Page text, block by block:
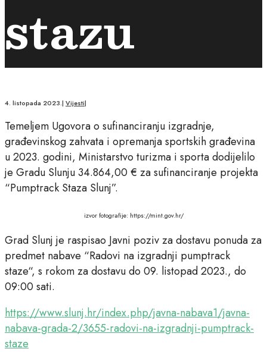
stazu
4. listopada 2023.| Vijesti|
Temeljem Ugovora o sufinanciranju izgradnje,
građevinskog zahvata i opremanja sportskih građevina
u 2023. godini, Ministarstvo turizma i sportadodijelilo
je Gradu Slunju 34.864,00 € za sufinanciranje projekta
“Pumptrack Staza Slunj”.
izvor fotografije: https://mint.gov.hr/
Grad Slunj je raspisao Javni poziv za dostavu ponuda za
predmet nabave “Radovi na izgradnji pumptrack
staze“, s rokom za dostavu do 09. listopad 2023., do
09:00 sati.
https://www.slunj.hr/index.php/javna-nabava1/javna-
nabava-grada-2/3655-radovi-na-izgradnji-pumptrack-
staze